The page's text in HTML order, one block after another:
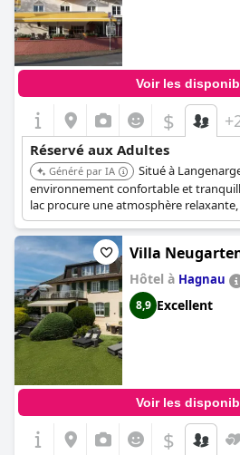
Voir les
$
Réservé aux Adultes
Généré par IA
Situé à
environnement confortable et
lac procure une atmosphère
adultes.
Villa
Hôtel à Hagnau
8,9 Excellent
Voir les
$